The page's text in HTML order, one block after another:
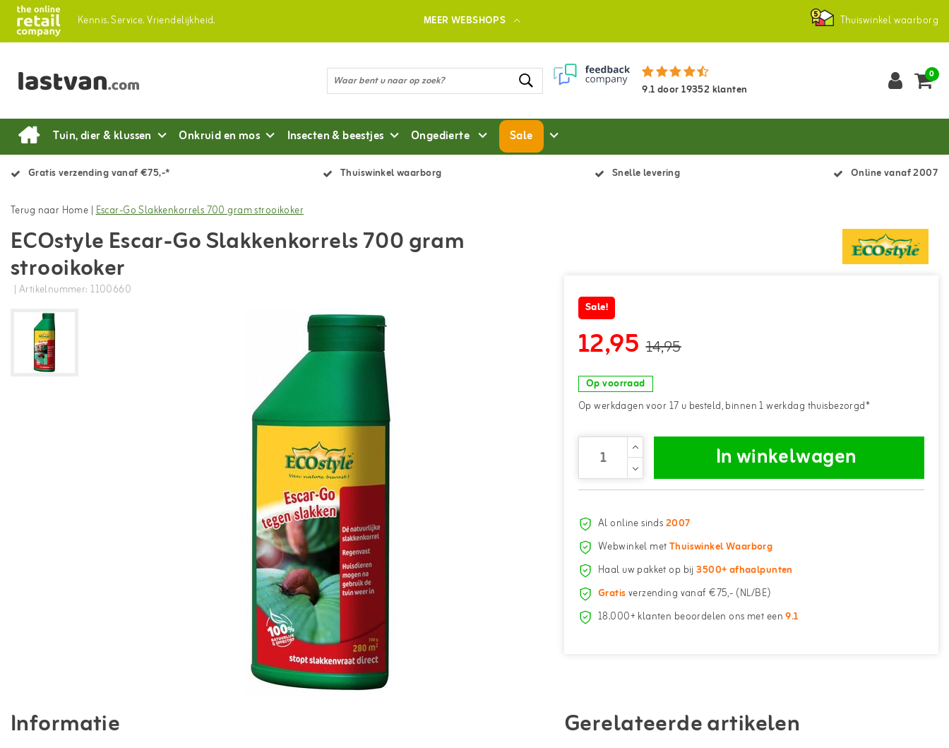
Kennis.Service.Vriendelijkheid. MEER WEBSHOPS Thuiswinkel waarborg
9.1door19352klanten
0
Tuin, dier & klussen Onkruid en mos Insecten & beestjes Ongedierte Sale
Gratis verzending vanaf €75,-* Thuiswinkel waarborg Snelle levering Online vanaf 2007
Terug naar Home |Escar-Go Slakkenkorrels 700 gram strooikoker
ECOstyle Escar-Go Slakkenkorrels 700 gram
strooikoker
| Artikelnummer: 1100660
Sale!
12,95 14,95
Op voorraad
Op werkdagen voor 17 u besteld, binnen 1 werkdag thuisbezorgd*
In winkelwagen
Al online sinds2007
Webwinkel metThuiswinkel Waarborg
Haal uw pakket op bij3500+ afhaalpunten
Gratisverzending vanaf €75,- (NL/BE)
18.000+ klanten beoordelen ons met een9.1
Informatie Gerelateerde artikelen